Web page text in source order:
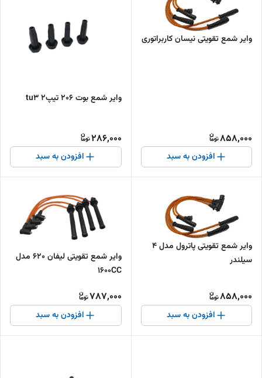
وایر شمع تقویتی نیسان کاربراتوری
858,000
افزودن به سبد
وایر شمع بوت 206 تیپ2 tu3
286,000
افزودن به سبد
وایر شمع تقویتی پاترول مدل 4
سیلندر
858,000
افزودن به سبد
وایر شمع تقویتی لیفان 620 مدل
1600CC
787,000
افزودن به سبد